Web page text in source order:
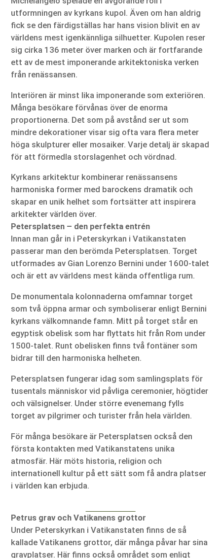
utformningen av kyrkans kupol. Även om han aldrig
fick se den färdigställas har hans vision blivit en av
världens mest igenkännliga silhuetter. Kupolen reser
sig cirka 136 meter över marken och är fortfarande
ett av de mest imponerande arkitektoniska verken
från renässansen.
Interiören är minst lika imponerande som exteriören.
Många besökare förvånas över de enorma
proportionerna. Det som på avstånd ser ut som
mindre dekorationer visar sig ofta vara flera meter
höga skulpturer eller mosaiker. Varje detalj är skapad
för att förmedla storslagenhet och vördnad.
Kyrkans arkitektur kombinerar renässansens
harmoniska former med barockens dramatik och
skapar en unik helhet som fortsätter att inspirera
arkitekter världen över.
Petersplatsen – den perfekta entrén
Innan man går in i Peterskyrkan i Vatikanstaten
passerar man den berömda Petersplatsen. Torget
utformades av Gian Lorenzo Bernini under 1600-talet
och är ett av världens mest kända offentliga rum.
De monumentala kolonnaderna omfamnar torget
som två öppna armar och symboliserar enligt Bernini
kyrkans välkomnande famn. Mitt på torget står en
egyptisk obelisk som har flyttats hit från Rom under
1500-talet. Runt obelisken finns två fontäner som
bidrar till den harmoniska helheten.
Petersplatsen fungerar idag som samlingsplats för
tusentals människor vid påvliga ceremonier, högtider
och välsignelser. Under större evenemang fylls
torget av pilgrimer och turister från hela världen.
För många besökare är Petersplatsen också den
första kontakten med Vatikanstatens unika
atmosfär. Här möts historia, religion och
internationell kultur på ett sätt som få andra platser
i världen kan erbjuda.
Petrus grav och Vatikanens grottor
Under Peterskyrkan i Vatikanstaten finns de så
kallade Vatikanens grottor, där många påvar har sina
gravplatser. Här finns också området som enligt